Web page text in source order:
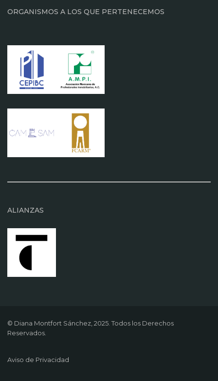
ORGANISMOS A LOS QUE PERTENECEMOS
ALIANZAS
© Diana Montfort Sánchez, 2025. Todos los Derechos
Reservados.
Aviso de Privacidad